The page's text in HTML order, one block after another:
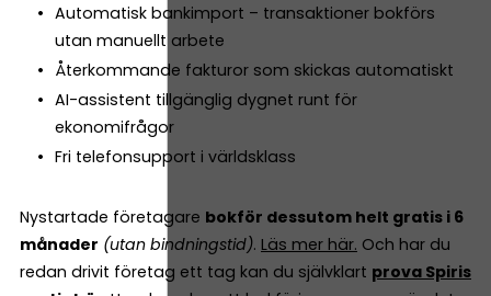
Automatisk bankimport – transaktioner bokförs
utan manuellt arbete
Återkommande fakturor som skickas automatiskt
AI-assistent tillgänglig dygnet runt för
ekonomifrågor
Fri telefonsupport i världsklass
Nystartade företagare bokför dessutom helt gratis i 6
månader (utan bindningstid). Läs mer här. Och har du
redan drivit företag ett tag kan du självklart prova Spiris